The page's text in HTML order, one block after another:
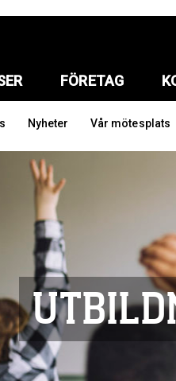
FÖRETAG
Nyheter Vår mötesplats